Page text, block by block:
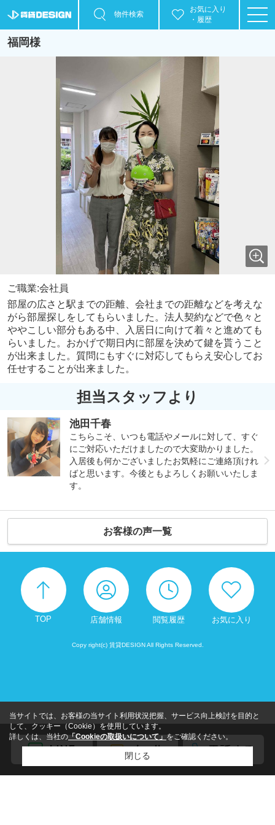
物件検索
お気に入り
・履歴
福岡様
ご職業:会社員
部屋の広さと駅までの距離、会社までの距離などを考えな
がら部屋探しをしてもらいました。法人契約などで色々と
ややこしい部分もある中、入居日に向けて着々と進めても
らいました。おかげで期日内に部屋を決めて鍵を貰うこと
が出来ました。質問にもすぐに対応してもらえ安心してお
任せすることが出来ました。
担当スタッフより
池田千春
こちらこそ、いつも電話やメールに対して、すぐ
にご対応いただけましたので大変助かりました。
入居後も何かございましたお気軽にご連絡頂けれ
ばと思います。今後ともよろしくお願いいたしま
す。
お客様の声一覧
TOP 店舗情報 閲覧履歴 お気に入り
Copy right(c) 賃貸DESIGN All Rights Reserved.
当サイトでは、お客様の当サイト利用状況把握、サービス向上検討を目的と
して、クッキー（Cookie）を使用しています。
詳しくは、当社の 「Cookieの取扱いについて」 をご確認ください。
閉じる